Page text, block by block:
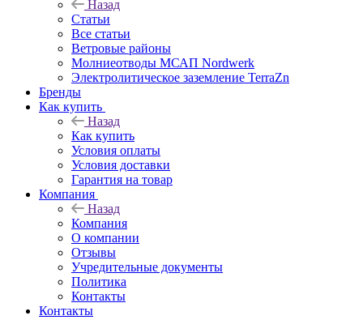
Назад
Статьи
Все статьи
Ветровые районы
Молниеотводы МСАП Nordwerk
Электролитическое заземление TerraZn
Бренды
Как купить
Назад
Как купить
Условия оплаты
Условия доставки
Гарантия на товар
Компания
Назад
Компания
О компании
Отзывы
Учредительные документы
Политика
Контакты
Контакты